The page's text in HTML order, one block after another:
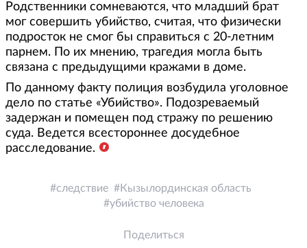
Родственники сомневаются, что младший брат
мог совершить убийство, считая, что физически
подросток не смог бы справиться с 20-летним
парнем. По их мнению, трагедия могла быть
связана с предыдущими кражами в доме.
По данному факту полиция возбудила уголовное
дело по статье «Убийство». Подозреваемый
задержан и помещен под стражу по решению
суда. Ведется всестороннее досудебное
расследование.
следствие
Кызылординская область
убийство человека
Поделиться